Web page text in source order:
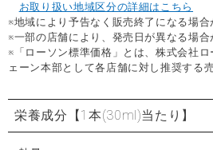
お取り扱い地域区分の詳細はこちら
※地域により予告なく販売終了になる場合
※一部の店舗により、発売日が異なる場合
※「ローソン標準価格」とは、株式会社
ェーン本部として各店舗に対し推奨する
栄養成分 【1本(30ml)当たり】